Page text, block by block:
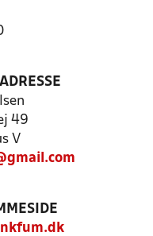
49
V